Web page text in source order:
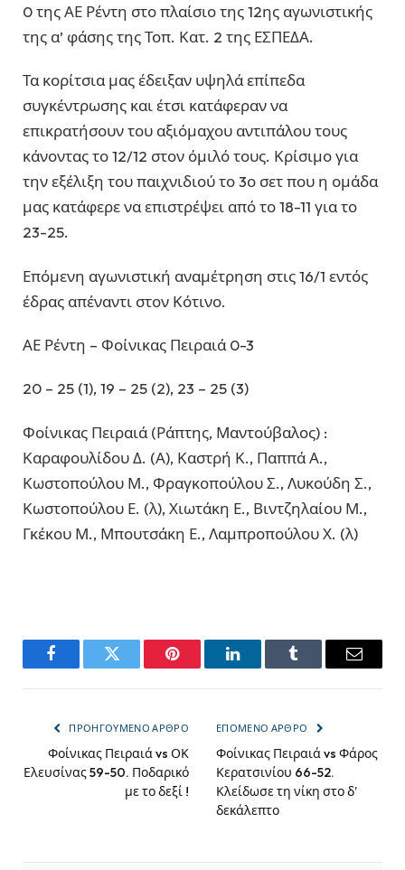
0 της ΑΕ Ρέντη στο πλαίσιο της 12ης αγωνιστικής
της α’ φάσης της Τοπ. Κατ. 2 της ΕΣΠΕΔΑ.
Τα κορίτσια μας έδειξαν υψηλά επίπεδα
συγκέντρωσης και έτσι κατάφεραν να
επικρατήσουν του αξιόμαχου αντιπάλου τους
κάνοντας το 12/12 στον όμιλό τους. Κρίσιμο για
την εξέλιξη του παιχνιδιού το 3ο σετ που η ομάδα
μας κατάφερε να επιστρέψει από το 18-11 για το
23-25.
Επόμενη αγωνιστική αναμέτρηση στις 16/1 εντός
έδρας απέναντι στον Κότινο.
ΑΕ Ρέντη – Φοίνικας Πειραιά 0-3
20 – 25 (1), 19 – 25 (2), 23 – 25 (3)
Φοίνικας Πειραιά (Ράπτης, Μαντούβαλος) :
Καραφουλίδου Δ. (Α), Καστρή Κ., Παππά Α.,
Κωστοπούλου Μ., Φραγκοπούλου Σ., Λυκούδη Σ.,
Κωστοπούλου Ε. (λ), Χιωτάκη Ε., Βιντζηλαίου Μ.,
Γκέκου Μ., Μπουτσάκη Ε., Λαμπροπούλου Χ. (λ)
FacebookTwitter Pinterest LinkedInTumblr Email
ΠΡΟΗΓΟΎΜΕΝΟ ΆΡΘΡΟ
Φοίνικας Πειραιά vs ΟΚ
Ελευσίνας 59-50. Ποδαρικό
με το δεξί !
ΕΠΌΜΕΝΟ ΆΡΘΡΟ
Φοίνικας Πειραιά vs Φάρος
Κερατσινίου 66-52.
Κλείδωσε τη νίκη στο δ’
δεκάλεπτο